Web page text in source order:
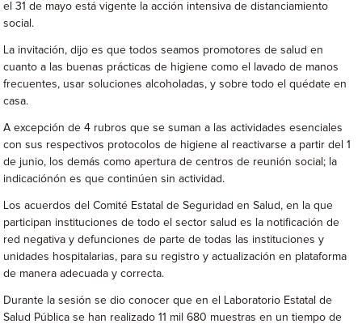
el 31 de mayo está vigente la acción intensiva de distanciamiento
social.
La invitación, dijo es que todos seamos promotores de salud en
cuanto a las buenas prácticas de higiene como el lavado de manos
frecuentes, usar soluciones alcoholadas, y sobre todo el quédate en
casa.
A excepción de 4 rubros que se suman a las actividades esenciales
con sus respectivos protocolos de higiene al reactivarse a partir del 1
de junio, los demás como apertura de centros de reunión social; la
indicaciónón es que continúen sin actividad.
Los acuerdos del Comité Estatal de Seguridad en Salud, en la que
participan instituciones de todo el sector salud es la notificación de
red negativa y defunciones de parte de todas las instituciones y
unidades hospitalarias, para su registro y actualización en plataforma
de manera adecuada y correcta.
Durante la sesión se dio conocer que en el Laboratorio Estatal de
Salud Pública se han realizado 11 mil 680 muestras en un tiempo de